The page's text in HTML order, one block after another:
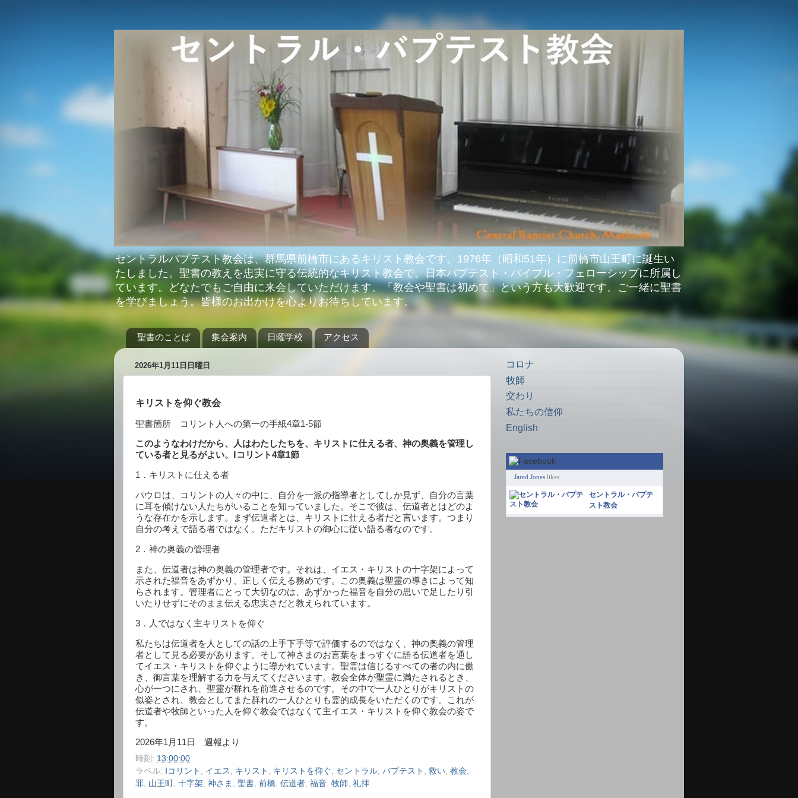
セントラルバプテスト教会は、群馬県前橋市にあるキリスト教会です。1976年（昭和51年）に前橋市山王町に誕生い
たしました。聖書の教えを忠実に守る伝統的なキリスト教会で、日本バプテスト・バイブル・フェローシップに所属し
ています。どなたでもご自由に来会していただけます。「教会や聖書は初めて」という方も大歓迎です。ご一緒に聖書
を学びましょう。皆様のお出かけを心よりお待ちしています。
聖書のことば 集会案内 日曜学校 アクセス
2026年1月11日日曜日
キリストを仰ぐ教会
聖書箇所 コリント人への第一の手紙4章1-5節
このようなわけだから、人はわたしたちを、キリストに仕える者、神の奥義を管理し
ている者と見るがよい。Ⅰコリント4章1節
1 ．キリストに仕える者
パウロは、コリントの人々の中に、自分を一派の指導者としてしか見ず、自分の言葉
に耳を傾けない人たちがいることを知っていました。そこで彼は、伝道者とはどのよ
うな存在かを示します。まず伝道者とは、キリストに仕える者だと言います。つまり
自分の考えで語る者ではなく、ただキリストの御心に従い語る者なのです。
2 ．神の奥義の管理者
また、伝道者は神の奥義の管理者です。それは、イエス・キリストの十字架によって
示された福音をあずかり、正しく伝える務めです。この奥義は聖霊の導きによって知
らされます。管理者にとって大切なのは、あずかった福音を自分の思いで足したり引
いたりせずにそのまま伝える忠実さだと教えられています。
3 ．人ではなく主キリストを仰ぐ
私たちは伝道者を人としての話の上手下手等で評価するのではなく、神の奥義の管理
者として見る必要があります。そして神さまのお言葉をまっすぐに語る伝道者を通し
てイエス・キリストを仰ぐように導かれています。聖霊は信じるすべての者の内に働
き、御言葉を理解する力を与えてくださいます。教会全体が聖霊に満たされるとき、
心が一つにされ、聖霊が群れを前進させるのです。その中で一人ひとりがキリストの
似姿とされ、教会としてまた群れの一人ひとりも霊的成長をいただくのです。これが
伝道者や牧師といった人を仰ぐ教会ではなくて主イエス・キリストを仰ぐ教会の姿で
す。
2026年1月 11日 週報より
時刻: 13:00:00
ラベル:
Ⅰコリント , イエス , キリスト , キリストを仰ぐ, セントラル, バプテスト , 救い, 教会,
罪, 山王町 , 十字架, 神さま , 聖書, 前橋, 伝道者, 福音, 牧師, 礼拝
コロナ
牧師
交わり
私たちの信仰
English
Jared Jones likes
セントラル・バプテ
スト教会